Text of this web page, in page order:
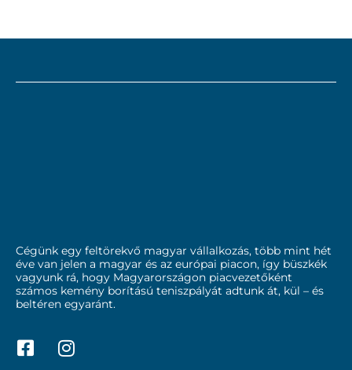
Cégünk egy feltörekvő magyar vállalkozás, több mint hét
éve van jelen a magyar és az európai piacon, így büszkék
vagyunk rá, hogy Magyarországon piacvezetőként
számos kemény borítású teniszpályát adtunk át, kül – és
beltéren egyaránt.